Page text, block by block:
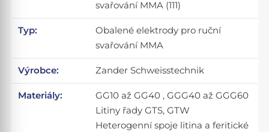
svařování MMA (111)
Typ:
Obalené elektrody pro ruční
svařování MMA
Výrobce: Zander Schweisstechnik
Materiály:
GG10 až GG40 , GGG40 až GGG60
Litiny řady GTS, GTW
Heterogenní spoje litina a feritické